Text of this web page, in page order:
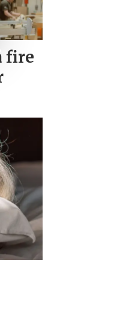
fire